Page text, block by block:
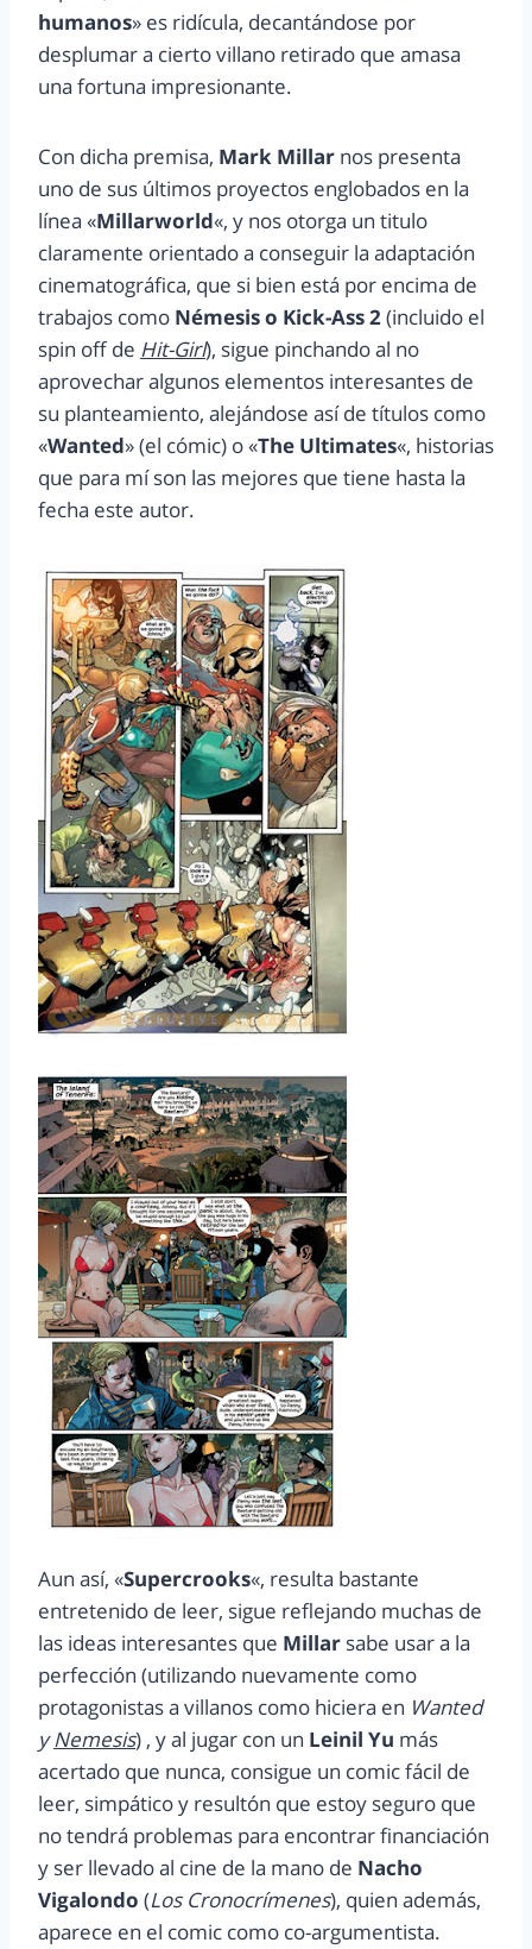
humanos» es ridícula, decantándose por
desplumar a cierto villano retirado que amasa
una fortuna impresionante.
Con dicha premisa, Mark Millar nos presenta
uno de sus últimos proyectos englobados en la
línea «Millarworld«, y nos otorga un titulo
claramente orientado a conseguir la adaptación
cinematográfica, que si bien está por encima de
trabajos como Némesis o Kick-Ass 2(incluido el
spin off de Hit-Girl), sigue pinchando al no
aprovechar algunos elementos interesantes de
su planteamiento, alejándose así de títulos como
«Wanted» (el cómic) o «The Ultimates«, historias
que para mí son las mejores que tiene hasta la
fecha este autor.
Aun así, «Supercrooks«, resulta bastante
entretenido de leer, sigue reflejando muchas de
las ideas interesantes que Millar sabe usar a la
perfección (utilizando nuevamente como
protagonistas a villanos como hiciera en Wanted
yNemesis) , y al jugar con un Leinil Yu más
acertado que nunca, consigue un comic fácil de
leer, simpático y resultón que estoy seguro que
no tendrá problemas para encontrar financiación
y ser llevado al cine de la mano de Nacho
Vigalondo (Los Cronocrímenes), quien además,
aparece en el comic como co-argumentista.